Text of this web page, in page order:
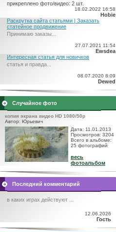
прикреплено фото/видео: 2 шт.
18.02.2022 16:58
Hobie
Раскрутка сайта статьями | Заказать
статейное продвижение
Принимаю заказы...
27.07.2021 11:54
Ewsdea
Интересная статья для новичков
статья и правда...
08.07.2020 8:09
Dewed
Случайное фото
копия экрана видео HD 1080/50p
Автор: Юрьевич
Дата: 11.01.2013
Просмотров: 3204
Всего в альбоме:
25 фотографий
весь
фотоальбом
Последний комментарий
в каких играх действуют ...
12.06.2026
Гость